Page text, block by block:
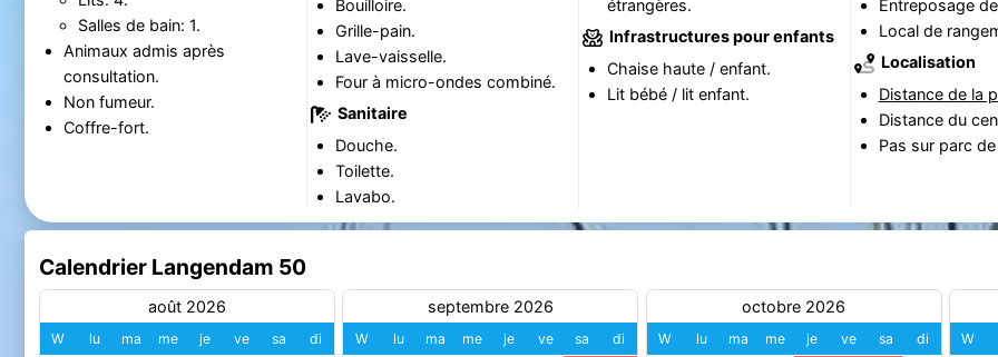
Salles de bain: 1.
Animaux admis après
consultation.
Non fumeur.
Coffre-fort.
Bouilloire.
Grille-pain.
Lave-vaisselle.
Four à micro-ondes combiné.
Sanitaire
Douche.
Toilette.
Lavabo.
étrangères.
Infrastructures pour enfants
Chaise haute / enfant.
Lit bébé / lit enfant.
Entreposage
Local de
Localisation
Distance de la
Distance du
Pas sur parc
Calendrier Langendam 50
août 2026
W lu ma me je ve sa di
septembre 2026
W lu ma me je ve sa di
octobre 2026
W lu ma me je ve sa di W